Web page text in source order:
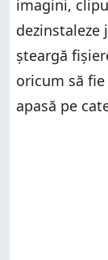
imagini,
dezinstaleze
șteargă
oricum să
apasă pe